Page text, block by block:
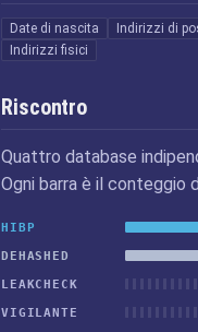
Date di nascita Indirizzi di
Indirizzi fisici
Riscontro
Quattro database
Ogni barra è il conteggio
HIBP
DEHASHED
LEAKCHECK
VIGILANTE